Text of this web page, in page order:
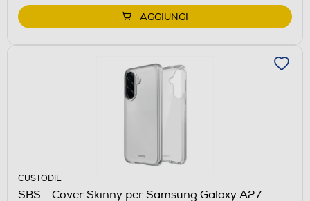
AGGIUNGI
CUSTODIE
SBS - Cover Skinny per Samsung Galaxy A27-